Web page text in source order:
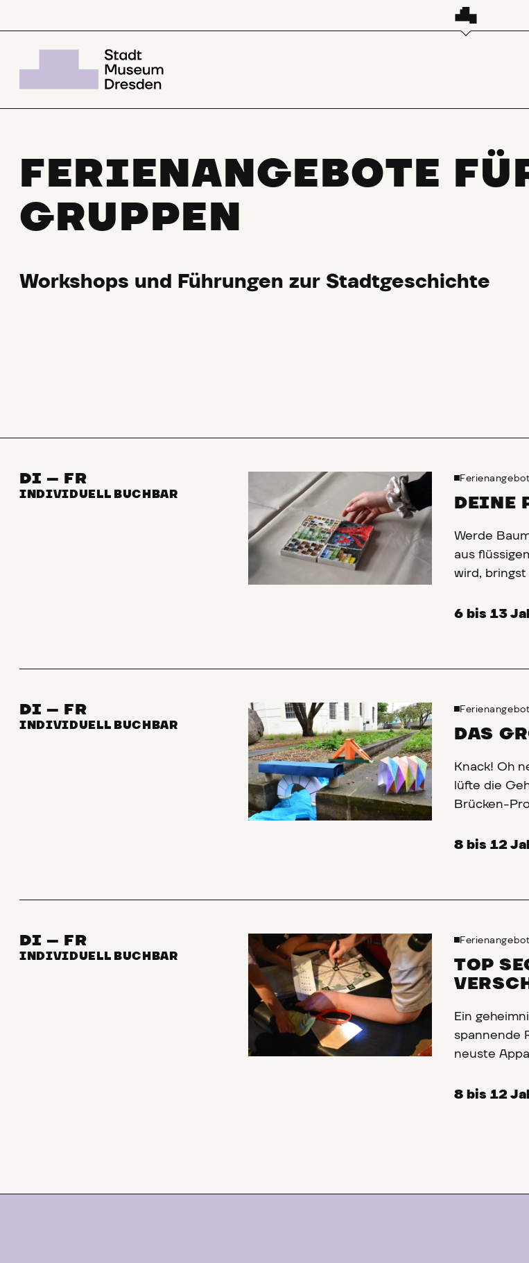
FERIENANGEBOTE
GRUPPEN
Workshops und Führungen zur Stadtgeschichte
DI – FR
INDIVIDUELL BUCHBAR
DEINE
Werde
aus
wird,
Wohnblock
6 bis 13
DI – FR
INDIVIDUELL BUCHBAR
DAS
Knack! Oh
lüfte die
Brücken-
8 bis 12
DI – FR
INDIVIDUELL BUCHBAR
TOP
Ein
spannende
neuste
Erfindung
8 bis 12